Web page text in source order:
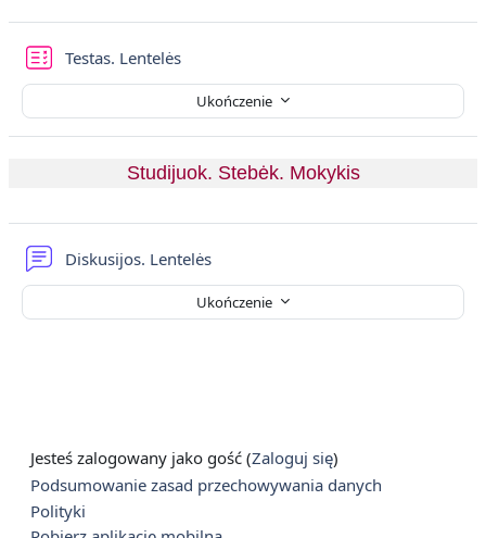
Testas. Lentelės
Ukończenie
Studijuok. Stebėk. Mokykis
Diskusijos. Lentelės
Ukończenie
Jesteś zalogowany jako gość (Zaloguj się)
Podsumowanie zasad przechowywania danych
Polityki